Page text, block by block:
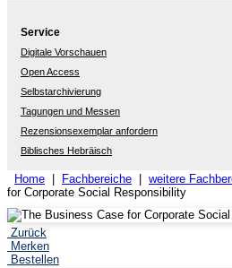
Service
Digitale Vorschauen
Open Access
Selbstarchivierung
Tagungen und Messen
Rezensionsexemplar anfordern
Biblisches Hebräisch
Home Fachbereiche weitere
for Corporate Social Responsibility
Zurück
Merken
Bestellen